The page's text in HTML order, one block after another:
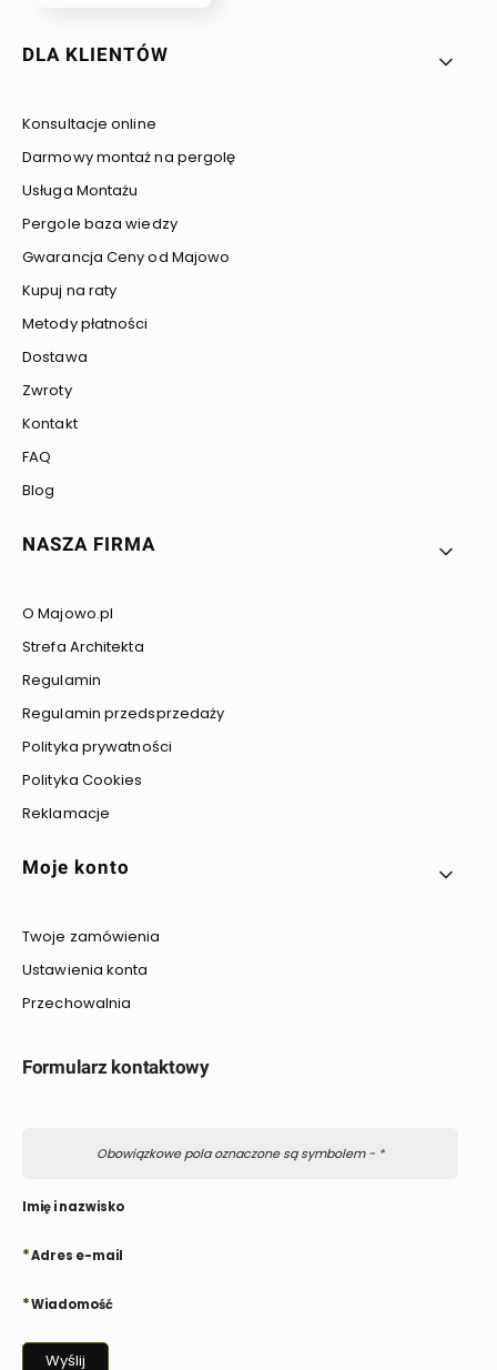
Linki w stopce
DLA KLIENTÓW
Konsultacje online
Darmowy montaż na pergolę
Usługa Montażu
Pergole baza wiedzy
Gwarancja Ceny od Majowo
Kupuj na raty
Metody płatności
Dostawa
Zwroty
Kontakt
FAQ
Blog
NASZA FIRMA
O Majowo.pl
Strefa Architekta
Regulamin
Regulamin przedsprzedaży
Polityka prywatności
Polityka Cookies
Reklamacje
Moje konto
Twoje zamówienia
Ustawienia konta
Przechowalnia
Formularz kontaktowy
Obowiązkowe pola oznaczone są symbolem - *
Imię i nazwisko
*Adres e-mail
*Wiadomość
Wyślij